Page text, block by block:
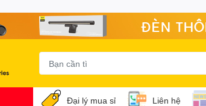
Đại lý mua sỉ Liên hệ